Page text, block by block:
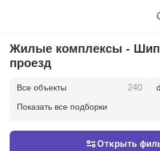
Жилые комплексы -
проезд
Все объекты 240
123
Показать все подборки
Открыть